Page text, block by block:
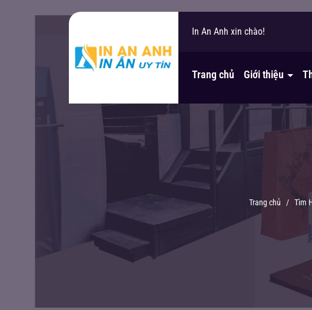
In An Anh xin chào!
Bạn cần hỗ trợ?
Trang chủ Giới thiệu
Trang chủ / Tìm